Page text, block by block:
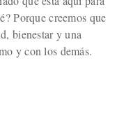
Porque creemos que
bienestar y una
y con los demás.